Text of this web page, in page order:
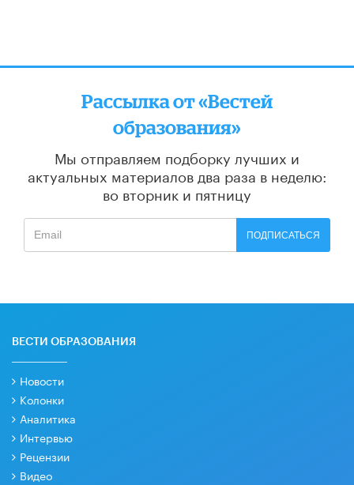
Рассылка от «Вестей
образования»
Мы отправляем подборку лучших и
актуальных материалов два раза в неделю:
во вторник и пятницу
ПОДПИСАТЬСЯ
ВЕСТИ ОБРАЗОВАНИЯ
Новости
Колонки
Аналитика
Интервью
Рецензии
Видео